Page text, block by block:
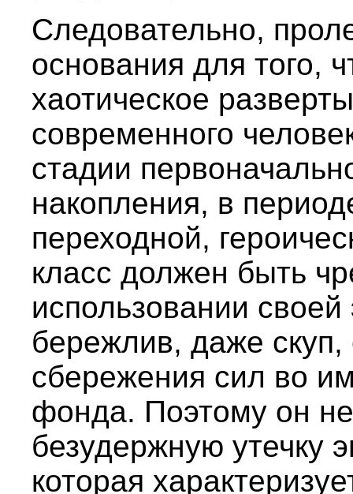
Следовательно,
основания для того,
хаотическое
современного
стадии
накопления, в
переходной,
класс должен быть
использовании
бережлив, даже скуп,
сбережения сил во
фонда. Поэтому он
безудержную утечку
которая